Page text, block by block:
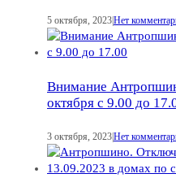
5 октября, 2023Нет
Внимание
октября с 9.00 до
3 октября, 2023Нет